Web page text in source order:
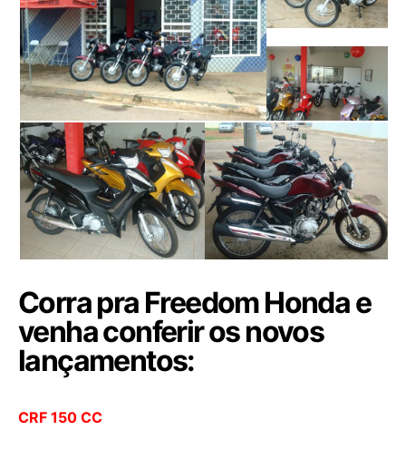
Corra pra Freedom Honda e
venha conferir os novos
lançamentos:
CRF 150 CC